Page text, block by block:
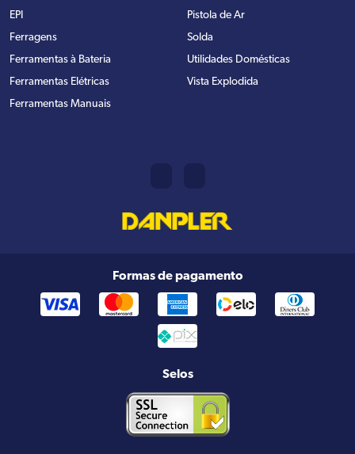
EPI
Ferragens
Ferramentas à Bateria
Ferramentas Elétricas
Ferramentas Manuais
Pistola de Ar
Solda
Utilidades Domésticas
Vista Explodida
Formas de pagamento
Selos